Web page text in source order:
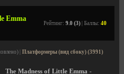
Emma
Рейтинг: 9.0 (3) | Баллы: 40
| Платформеры (вид сбоку) (3991)
The Madness of Little Emma -